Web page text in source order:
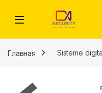
Главная Sisteme